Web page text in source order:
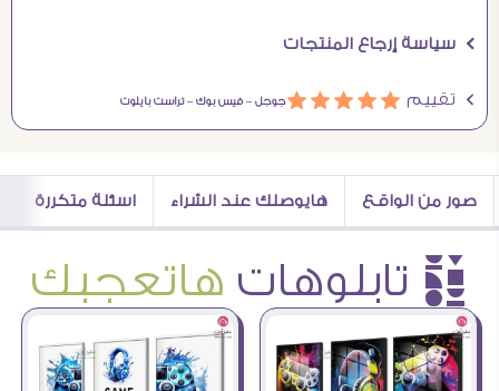
Ö سياسة إرجاع المنتجات
Ö تقييم áááááجوجل –فيس بوك –تراست بايلوت
صور من الواقع هايوصلك عند الشراء اسئلة متكررة
è تابلوهات هاتعجبك